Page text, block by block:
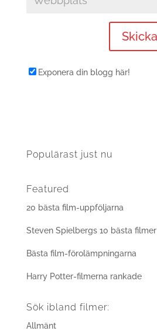
Exponera din blogg här!
Populärast just nu
Featured
20 bästa film-uppföljarna
Steven Spielbergs 10 bästa filmer
Bästa film-förolämpningarna
Harry Potter-filmerna rankade
Sök ibland filmer:
Allmänt